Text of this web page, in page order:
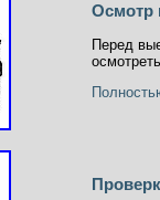
Осмотр
Перед